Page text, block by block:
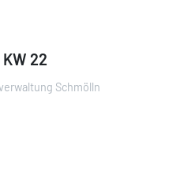
22
Schmölln